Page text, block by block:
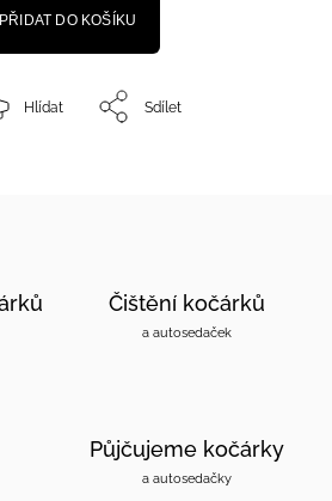
PŘIDAT DO KOŠÍKU
Hlídat Sdílet
Čištění kočárků
a autosedaček
Půjčujeme kočárky
a autosedačky